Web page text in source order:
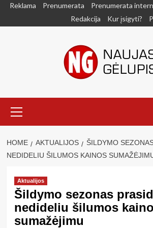
SkipReklama Prenumerata Prenumerata
Redakcija
Kur įsigyti?
Menu
HOME AKTUALIJOS
ŠILDYMO
NEDIDELIU ŠILUMOS KAINOS
Aktualijos
Šildymo sezonas
nedideliu šilumos
sumažėjimu